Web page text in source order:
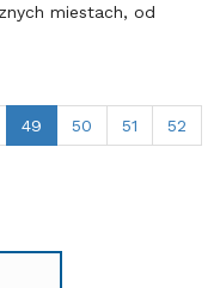
miestach, od
49 50 51 52